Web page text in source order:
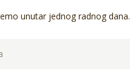
unutar jednog radnog dana.